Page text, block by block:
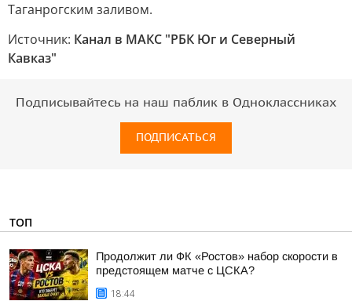
Таганрогским заливом.
Источник: Канал в МАКС "РБК Юг и Северный
Кавказ"
Подписывайтесь на наш паблик в Одноклассниках
ПОДПИСАТЬСЯ
ТОП
Продолжит ли ФК «Ростов» набор скорости в
предстоящем матче с ЦСКА?
18:44